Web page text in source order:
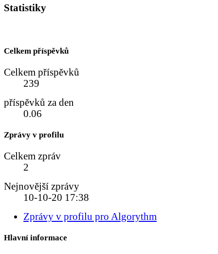
Statistiky
Celkem příspěvků
Celkem příspěvků
239
příspěvků za den
0.06
Zprávy v profilu
Celkem zpráv
2
Nejnovější zprávy
10-10-20 17:38
Zprávy v profilu pro Algorythm
Hlavní informace